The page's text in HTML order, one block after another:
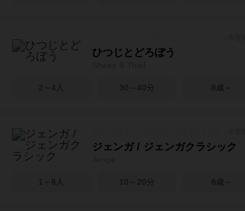
ひつじとどろぼう
2～4人 30～40分 8歳～
ジェンガ / ジェンガクラシック
1～8人 10～20分 6歳～